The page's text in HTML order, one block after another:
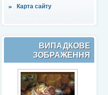
Карта сайту
ВИПАДКОВЕ
ЗОБРАЖЕННЯ